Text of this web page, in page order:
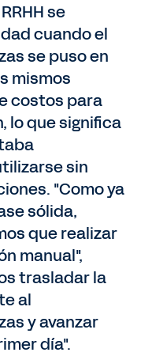
se
cuando el
se puso en
mismos
costos para
lo que significa
sin
"Como ya
sólida,
que realizar
manual",
trasladar la
al
y avanzar
día".